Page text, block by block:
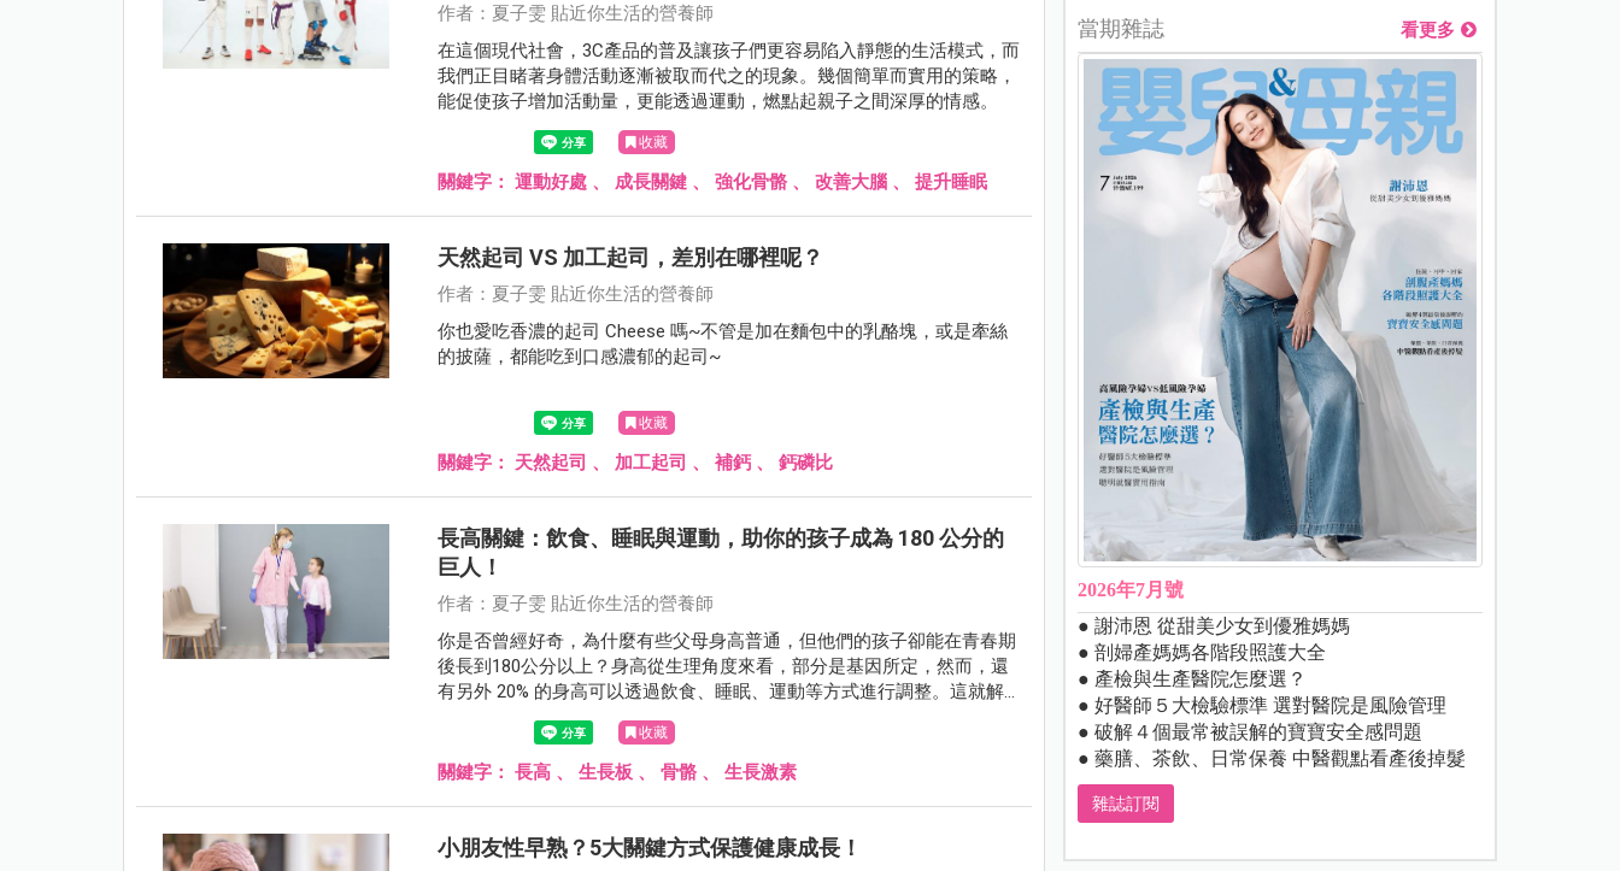
作者：夏子雯 貼近你生活的營養師
在這個現代社會，3C產品的普及讓孩子們更容易陷入靜態的生活模式，而
我們正目睹著身體活動逐漸被取而代之的現象。幾個簡單而實用的策略，
能促使孩子增加活動量，更能透過運動，燃點起親子之間深厚的情感。
收藏
關鍵字： 運動好處 、 成長關鍵 、 強化骨骼 、 改善大腦 、 提升睡眠
天然起司 VS 加工起司，差別在哪裡呢？
作者：夏子雯 貼近你生活的營養師
你也愛吃香濃的起司 Cheese 嗎~不管是加在麵包中的乳酪塊，或是牽絲
的披薩，都能吃到口感濃郁的起司~
收藏
關鍵字： 天然起司 、 加工起司 、 補鈣、 鈣磷比
長高關鍵：飲食、睡眠與運動，助你的孩子成為 180 公分的
巨人！
作者：夏子雯 貼近你生活的營養師
你是否曾經好奇，為什麼有些父母身高普通，但他們的孩子卻能在青春期
後長到180公分以上？身高從生理角度來看，部分是基因所定，然而，還
有另外 20% 的身高可以透過飲食、睡眠、運動等方式進行調整。這就解釋
了為什麼有些孩子在看似普通的父母中間，卻能脫穎而出，成為高大的巨
人。因此，吃對食物、提供充足的營養，以及避免生長板過早閉合，成為
了我們掌握機會的關鍵。
收藏
關鍵字： 長高 、 生長板 、 骨骼 、 生長激素
小朋友性早熟？5大關鍵方式保護健康成長！
當期雜誌 看更多
2026年7月號
● 謝沛恩 從甜美少女到優雅媽媽
● 剖婦產媽媽各階段照護大全
● 產檢與生產醫院怎麼選？
● 好醫師５大檢驗標準 選對醫院是風險管理
● 破解４個最常被誤解的寶寶安全感問題
● 藥膳、茶飲、日常保養 中醫觀點看產後掉髮
雜誌訂閱